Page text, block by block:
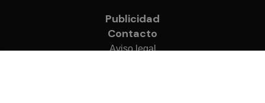
Publicidad
Contacto
Aviso legal